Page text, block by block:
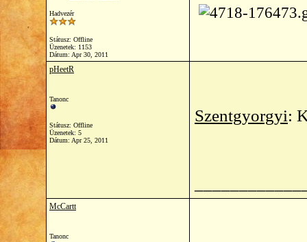
Hadvezér
Státusz: Offline
Üzenetek: 1153
Dátum: Apr 30, 2011
pHeetR
Tanonc
Státusz: Offline
Üzenetek: 5
Dátum: Apr 25, 2011
Szentgyorgyi:
McCartt
Tanonc